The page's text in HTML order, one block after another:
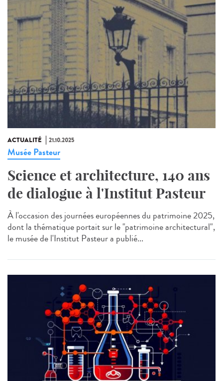
ACTUALITÉ 21.10.2025
Musée Pasteur
Science et architecture, 140 ans
de dialogue à l'Institut Pasteur
À l'occasion des journées européennes du patrimoine 2025,
dont la thématique portait sur le "patrimoine architectural",
le musée de l'Institut Pasteur a publié...